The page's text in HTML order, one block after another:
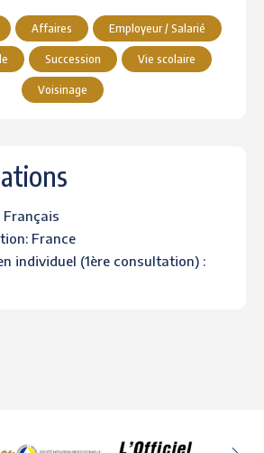
Affaires Employeur / Salarié
Succession Vie scolaire
Voisinage
Français
France
individuel (1ère consultation) :